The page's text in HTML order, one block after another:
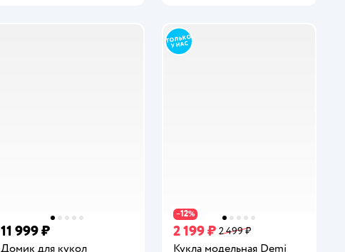
11 999 ₽
Домик для кукол
−12%
2 199 ₽ 2 499 ₽
Кукла модельная Demi